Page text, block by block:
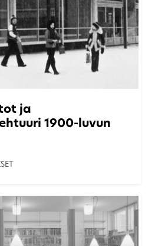
ja
1900-luvun